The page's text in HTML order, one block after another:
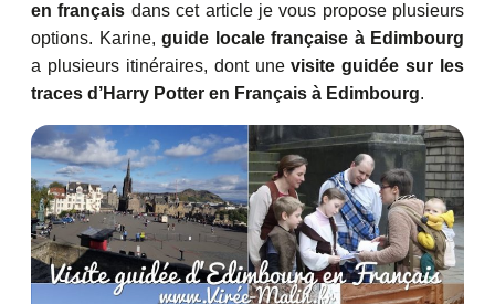
en français dans cet article je vous propose plusieurs
options. Karine, guide locale française à Edimbourg
a plusieurs itinéraires, dont unevisite guidée sur les
traces d’Harry Potter en Français à Edimbourg.